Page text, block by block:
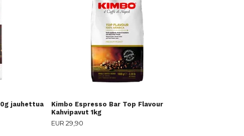
jauhettua
Kimbo Espresso Bar Top Flavour
Kahvipavut 1kg
EUR 29,90